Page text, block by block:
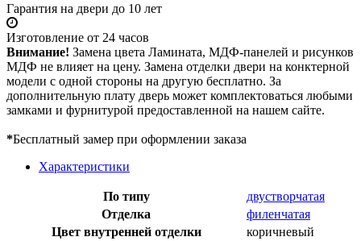
Гарантия на двери до 10 лет
Изготовление от 24 часов
Внимание! Замена цвета Ламината, МДФ-панелей и рисунков
МДФ не влияет на цену. Замена отделки двери на конктерной
модели с одной стороны на другую бесплатно. За
дополнительную плату дверь может комплектоваться любыми
замками и фурнитурой предоставленной на нашем сайте.
*Бесплатный замер при оформлении заказа
Характеристики
По типу
двустворчатая
Отделка
филенчатая
Цвет внутренней отделки
коричневый